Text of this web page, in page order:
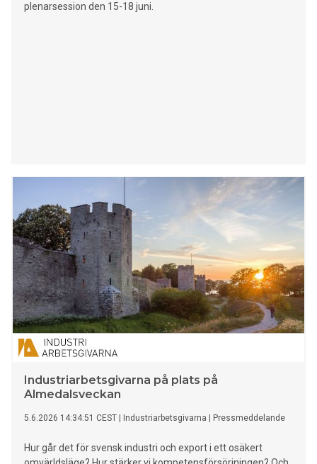
plenarsession den 15-18 juni.
Industriarbetsgivarna på plats på
Almedalsveckan
5.6.2026 14:34:51 CEST Industriarbetsgivarna Pressmeddelande
Hur går det för svensk industri och export i ett osäkert